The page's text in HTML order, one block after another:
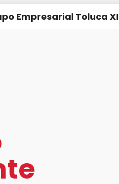
Empresarial Toluca XI